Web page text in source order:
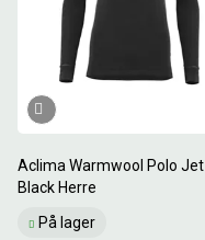
Aclima Warmwool Polo Jet
Black Herre
På lager